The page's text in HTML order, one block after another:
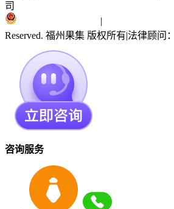
司
|
Reserved. 福州果集 版权所有|法律顾问
咨询服务